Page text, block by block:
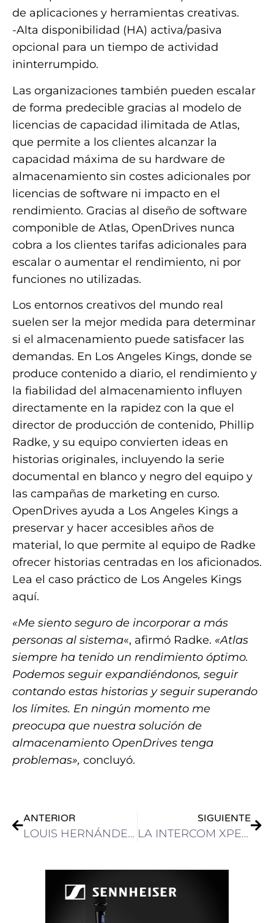
de aplicaciones y herramientas creativas.
-Alta disponibilidad (HA) activa/pasiva
opcional para un tiempo de actividad
ininterrumpido.
Las organizaciones también pueden escalar
de forma predecible gracias al modelo de
licencias de capacidad ilimitada de Atlas,
que permite a los clientes alcanzar la
capacidad máxima de su hardware de
almacenamiento sin costes adicionales por
licencias de software ni impacto en el
rendimiento. Gracias al diseño de software
componible de Atlas, OpenDrives nunca
cobra a los clientes tarifas adicionales para
escalar o aumentar el rendimiento, ni por
funciones no utilizadas.
Los entornos creativos del mundo real
suelen ser la mejor medida para determinar
si el almacenamiento puede satisfacer las
demandas. En Los Angeles Kings, donde se
produce contenido a diario, el rendimiento y
la fiabilidad del almacenamiento influyen
directamente en la rapidez con la que el
director de producción de contenido, Phillip
Radke, y su equipo convierten ideas en
historias originales, incluyendo la serie
documental en blanco y negro del equipo y
las campañas de marketing en curso.
OpenDrives ayuda a Los Angeles Kings a
preservar y hacer accesibles años de
material, lo que permite al equipo de Radke
ofrecer historias centradas en los aficionados.
Lea el caso práctico de Los Angeles Kings
aquí.
«Me siento seguro de incorporar a más
personas al sistema«, afirmó Radke. «Atlas
siempre ha tenido un rendimiento óptimo.
Podemos seguir expandiéndonos, seguir
contando estas historias y seguir superando
los límites. En ningún momento me
preocupa que nuestra solución de
almacenamiento OpenDrives tenga
problemas», concluyó.
ANTERIOR
LOUIS HERNÁNDEZ JR.: “ESTAMOS A LAS PUERTAS DE LA PRÓXIMA FASE DE LA DIGITALIZACIÓN”
SIGUIENTE
LA INTERCOM XPEAK DE AEQ POTENCIA LA NUEVA OB VAN DE ASHARQ TV